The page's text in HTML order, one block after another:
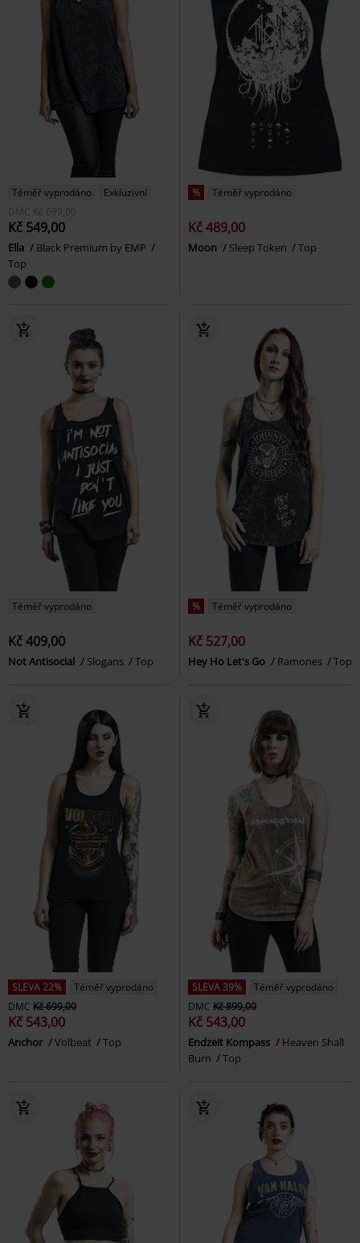
Téměř vyprodáno
Exkluzivní
DMC
Kč 699,00
Kč 549,00
Ella
Black Premium by EMP
Top
% Téměř vyprodáno
Kč 489,00
Moon Sleep Token Top
Téměř vyprodáno
Kč 409,00
Not Antisocial Slogans Top
% Téměř vyprodáno
Kč 527,00
Hey Ho Let's Go Ramones Top
SLEVA 22%
Téměř vyprodáno
DMC Kč 699,00
Kč 543,00
Anchor Volbeat Top
SLEVA 39%
Téměř vyprodáno
DMC Kč 899,00
Kč 543,00
Endzeit Kompass
Heaven Shall
Burn
Top